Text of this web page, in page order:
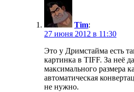
Tim:
27 июня 2012 в 11:30
Это у Дримстайма есть
картинка в TIFF. За неё
максимального размера
автоматическая
не нужно.